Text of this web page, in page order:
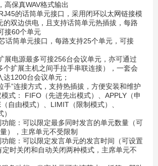
高保真WAV格式输出
的话筒单元接口，采用闭环以太网链接模
的双边供电，且支持话筒单元热插拔，每路
接60个单元
话筒单元接口，每路支持25个单元，可接
展电源最多可接256台会议单元，亦可通过
个扩展主机之间手拉手串联连接），一套会
1200台会议单元；
手”连接方式，支持热插拔，方便安装和维护
式： FIFO（先进先出模式）、APPLY（申
自由模式）、LIMIT（限制模式）、
能：可以限定最多同时发言的单元数量（可
），主席单元不受限制
能：可以限定发言单元的发言时间（可设置
时关闭和自动关闭两种模式，主席单元不